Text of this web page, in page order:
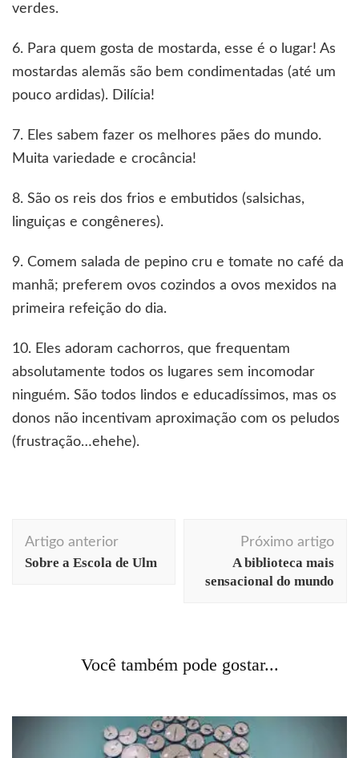
verdes.
6. Para quem gosta de mostarda, esse é o lugar! As
mostardas alemãs são bem condimentadas (até um
pouco ardidas). Dilícia!
7. Eles sabem fazer os melhores pães do mundo.
Muita variedade e crocância!
8. São os reis dos frios e embutidos (salsichas,
linguiças e congêneres).
9. Comem salada de pepino cru e tomate no café da
manhã; preferem ovos cozindos a ovos mexidos na
primeira refeição do dia.
10. Eles adoram cachorros, que frequentam
absolutamente todos os lugares sem incomodar
ninguém. São todos lindos e educadíssimos, mas os
donos não incentivam aproximação com os peludos
(frustração…ehehe).
de
Artigo anterior
Sobre a Escola de Ulm
Próximo artigo
A biblioteca mais
sensacional do mundo
Você também pode gostar...
Serviço sem viço